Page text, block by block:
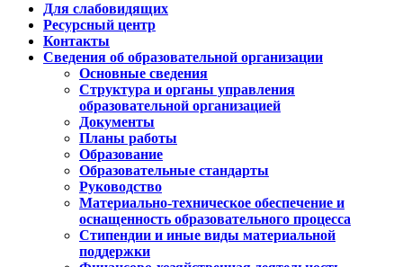
Для слабовидящих
Ресурсный центр
Контакты
Сведения об образовательной организации
Основные сведения
Структура и органы управления
образовательной организацией
Документы
Планы работы
Образование
Образовательные стандарты
Руководство
Материально-техническое обеспечение и
оснащенность образовательного процесса
Стипендии и иные виды материальной
поддержки